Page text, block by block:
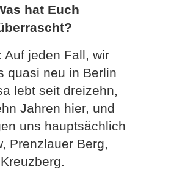
hat Euch
Auf jeden Fall, wir
quasi neu in Berlin
lebt seit dreizehn,
Jahren hier, und
uns hauptsächlich
Prenzlauer Berg,